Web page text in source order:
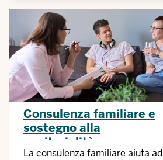
Consulenza familiare e
sostegno alla
genitorialità
La consulenza familiare aiuta ad